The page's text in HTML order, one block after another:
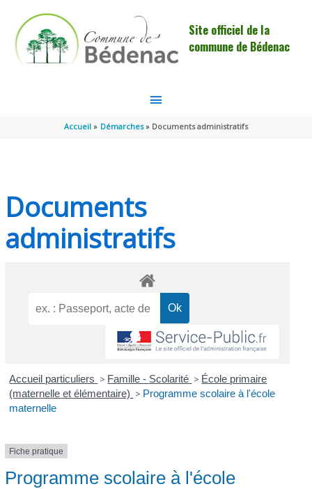
Site officiel de la
commune de Bédenac
MENU
PRINCIPAL
Accueil Démarches Documents administratifs
Documents
administratifs
Accueil particuliers > Famille - Scolarité > École primaire
(maternelle et élémentaire) > Programme scolaire à l'école
maternelle
Fiche pratique
Programme scolaire à l'école